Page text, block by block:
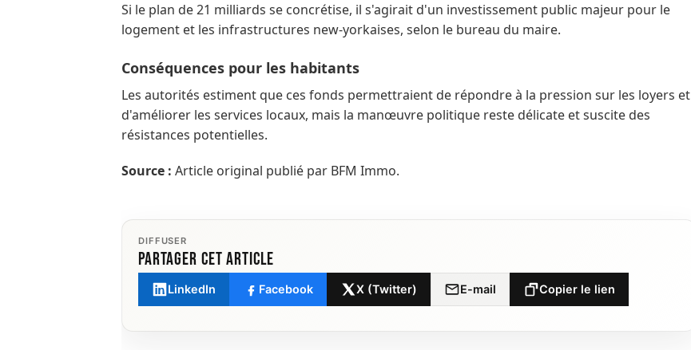
Si le plan de 21 milliards se concrétise, il s'agirait d'un investissement public majeur pour le
logement et les infrastructures new-yorkaises, selon le bureau du maire.
Conséquences pour les habitants
Les autorités estiment que ces fonds permettraient de répondre à la pression sur les loyers et
d'améliorer les services locaux, mais la manœuvre politique reste délicate et suscite des
résistances potentielles.
Source : Article original publié par BFM Immo.
DIFFUSER
Partager cet article
LinkedIn Facebook X (Twitter) E-mail Copier le lien